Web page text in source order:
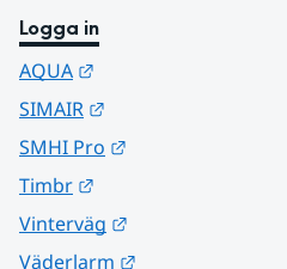
Logga in
AQUA
SIMAIR
SMHI Pro
Timbr
Vinterväg
Väderlarm